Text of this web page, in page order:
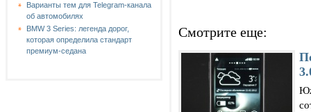
Варианты тем для Telegram-канала
об автомобилях
BMW 3 Series: легенда дорог,
которая определила стандарт
премиум-седана
Смотрите еще: